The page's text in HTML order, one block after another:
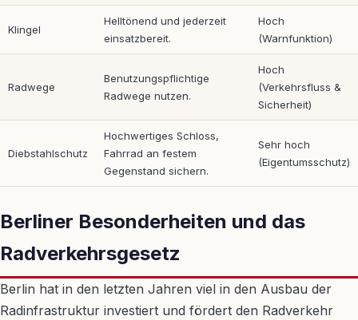
Klingel
Helltönend und jederzeit
einsatzbereit.
Hoch
(Warnfunktion)
Radwege
Benutzungspflichtige
Radwege nutzen.
Hoch
(Verkehrsfluss &
Sicherheit)
Diebstahlschutz
Hochwertiges Schloss,
Fahrrad an festem
Gegenstand sichern.
Sehr hoch
(Eigentumsschutz)
Berliner Besonderheiten und das
Radverkehrsgesetz
Berlin hat in den letzten Jahren viel in den Ausbau der
Radinfrastruktur investiert und fördert den Radverkehr